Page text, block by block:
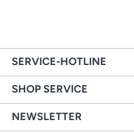
SERVICE-HOTLINE
SHOP SERVICE
NEWSLETTER